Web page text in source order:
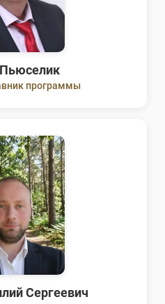
программы
Сергеевич